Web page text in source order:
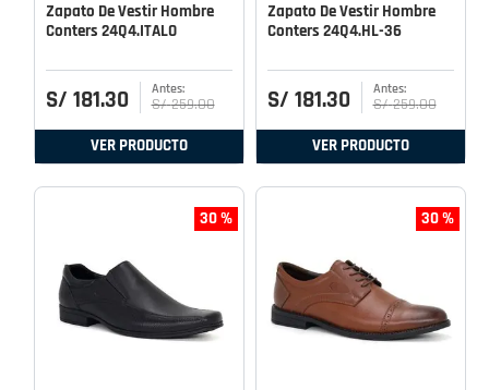
Zapato De Vestir Hombre
Conters 24Q4.ITALO
S/ 181.30 S/ 259.00
VER PRODUCTO
Zapato De Vestir Hombre
Conters 24Q4.HL-36
S/ 181.30 S/ 259.00
VER PRODUCTO
30 % 30 %